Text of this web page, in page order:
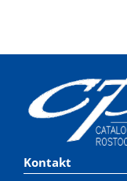
Kontakt